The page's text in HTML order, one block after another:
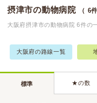
摂津市の動物病院 （ 6
大阪府摂津市の動物病院 6件の
大阪府の路線一覧
標準 ★の数